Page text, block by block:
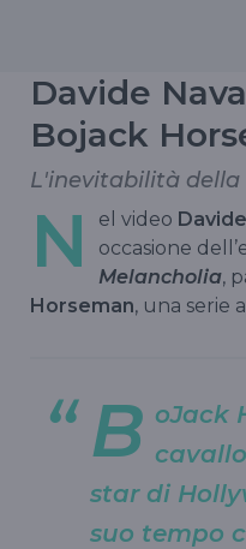
Davide
Bojack
L'inevitabilità della
N el video
occasione
Melancholia,
Horseman, una serie
B oJack
star di
suo tempo